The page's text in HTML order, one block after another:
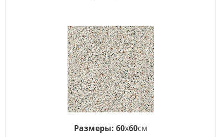
Размеры: 60x60см